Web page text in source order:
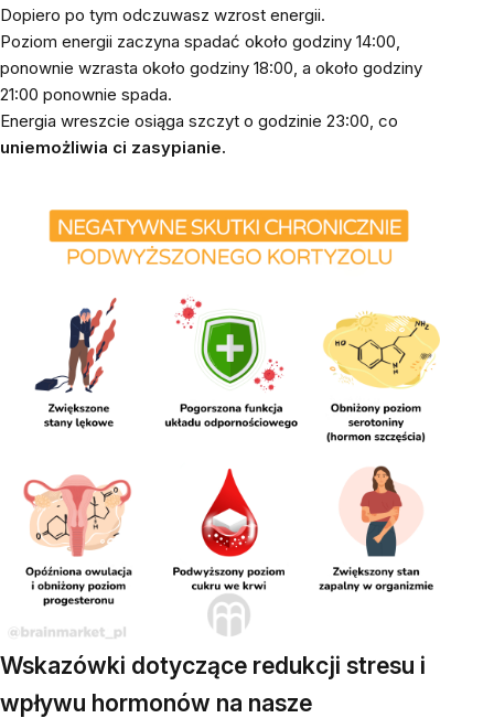
Dopiero po tym odczuwasz wzrost energii.
Poziom energii zaczyna spadać około godziny 14:00,
ponownie wzrasta około godziny 18:00, a około godziny
21:00 ponownie spada.
Energia wreszcie osiąga szczyt o godzinie 23:00, co
uniemożliwia ci zasypianie.
Wskazówki dotyczące redukcji stresu i
wpływu hormonów na nasze